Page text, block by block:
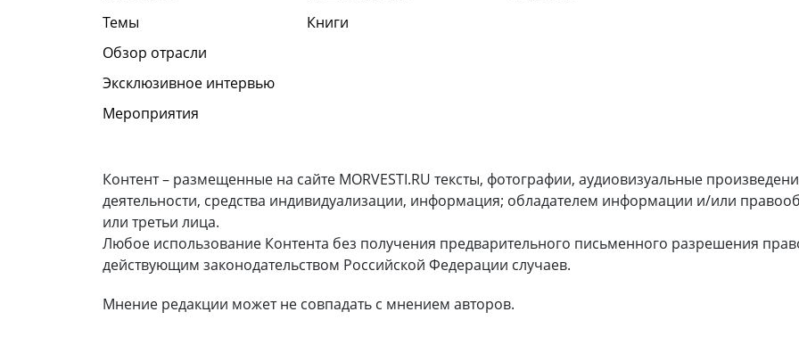
Темы
Обзор отрасли
Эксклюзивное интервью
Мероприятия
Книги
Контент – размещенные на сайте MORVESTI.RU тексты, фотографии, аудиовизуальные
деятельности, средства индивидуализации, информация; обладателем информации и/или
или третьи лица.
Любое использование Контента без получения предварительного письменного разрешения
действующим законодательством Российской Федерации случаев.
Мнение редакции может не совпадать с мнением авторов.